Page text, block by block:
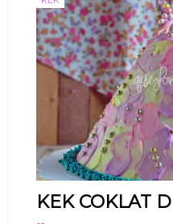
KEK COKLAT